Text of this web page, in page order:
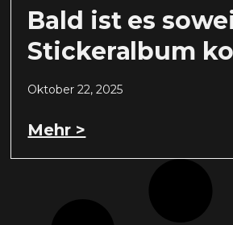
Bald ist es
Stickeralbum
Oktober 22, 2025
Mehr >